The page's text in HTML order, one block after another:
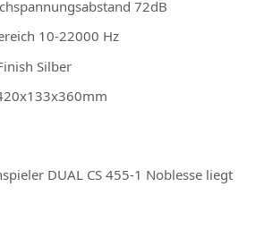
72dB
10-22000 Hz
Silber
DUAL CS 455-1 Noblesse liegt